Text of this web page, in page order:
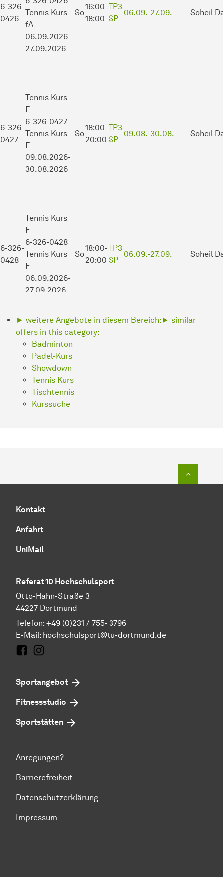
6-326-
0426
Tennis Kurs
fA
06.09.2026-
27.09.2026
So
16:00-
18:00
TP3
SP
06.09.-27.09. Soheil
6-326-
0427
Tennis Kurs
F
6-326-0427
Tennis Kurs
F
09.08.2026-
30.08.2026
So
18:00-
20:00
TP3
SP
09.08.-30.08. Soheil
6-326-
0428
Tennis Kurs
F
6-326-0428
Tennis Kurs
F
06.09.2026-
27.09.2026
So
18:00-
20:00
TP3
SP
06.09.-27.09. Soheil
► weitere Angebote in diesem Bereich: ► similar
offers in this category:
Badminton
Padel-Kurs
Showdown
Tennis Kurs
Tischtennis
Kurssuche
Kontakt
Anfahrt
UniMail
Referat 10 Hochschulsport
Otto-Hahn-Straße 3
44227 Dortmund
Telefon: +49 (0)231 / 755- 3796
E-Mail: hochschulsport@tu-dortmund.de
Sportangebot
Fitnessstudio
Sportstätten
Anregungen?
Barrierefreiheit
Datenschutzerklärung
Impressum